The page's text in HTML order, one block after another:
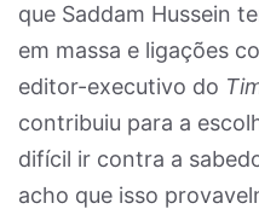
que Saddam Hussein
em massa e ligações
editor-executivo do
contribuiu para a
difícil ir contra a
acho que isso